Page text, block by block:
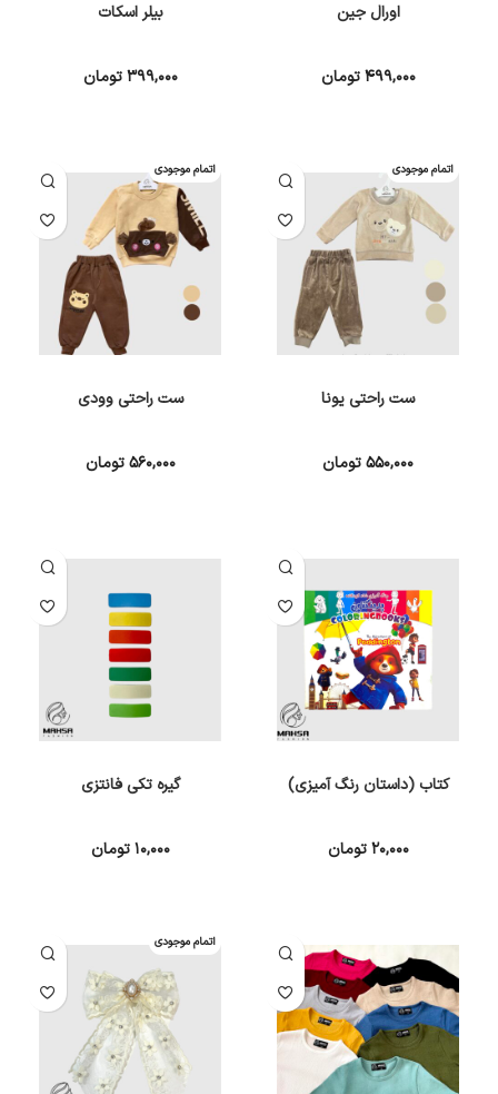
اورال جین
۴۹۹,۰۰۰ تومان
بیلر اسکات
۳۹۹,۰۰۰ تومان
اتمام موجودی
ست راحتی یونا
۵۵۰,۰۰۰تومان
اتمام موجودی
ست راحتی وودی
۵۶۰,۰۰۰ تومان
کتاب (داستان رنگ آمیزی)
۲۰,۰۰۰ تومان
گیره تکی فانتزی
۱۰,۰۰۰ تومان
اتمام موجودی